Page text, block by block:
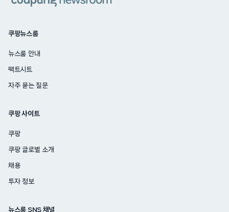
쿠팡뉴스룸
뉴스룸 안내
팩트시트
자주 묻는 질문
쿠팡 사이트
쿠팡
쿠팡 글로벌 소개
채용
투자 정보
뉴스룸 SNS 채널